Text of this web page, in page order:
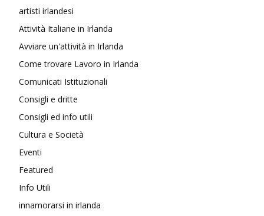
artisti irlandesi
Attività Italiane in Irlanda
Avviare un'attività in Irlanda
Come trovare Lavoro in Irlanda
Comunicati Istituzionali
Consigli e dritte
Consigli ed info utili
Cultura e Società
Eventi
Featured
Info Utili
innamorarsi in irlanda